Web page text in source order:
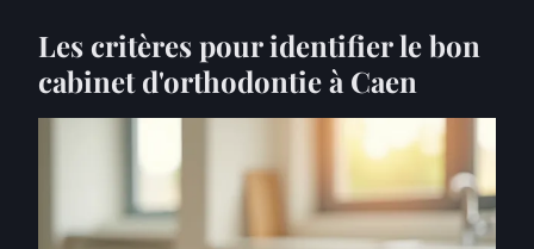
Les critères pour identifier le bon
cabinet d'orthodontie à Caen